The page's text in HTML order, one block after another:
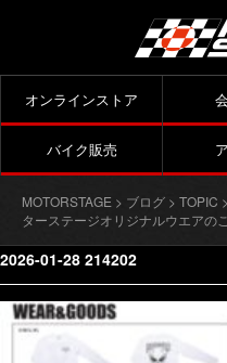
オンラインストア
バイク販売
MOTORSTAGE > ブログ > TOPIC >
ターステージオリジナルウエアの
2026-01-28 214202